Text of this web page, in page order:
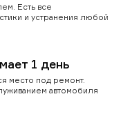
Есть все
и устранения любой
1 день
место под ремонт.
автомобиля